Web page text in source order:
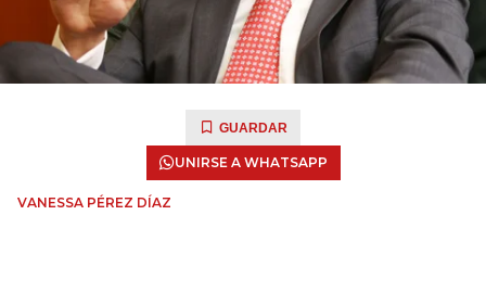
GUARDAR
UNIRSE A WHATSAPP
VANESSA PÉREZ DÍAZ